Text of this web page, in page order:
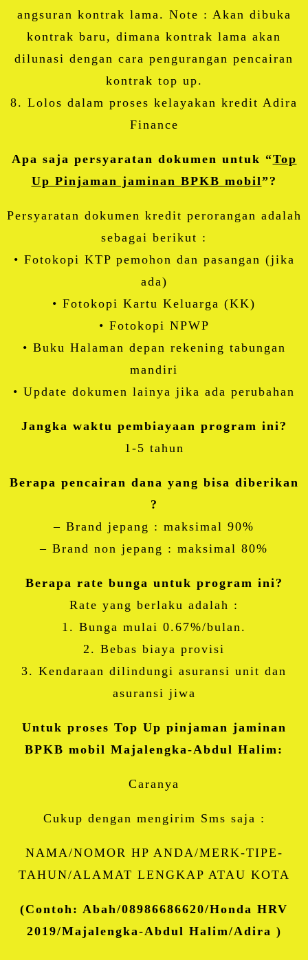
angsuran kontrak lama. Note : Akan dibuka
kontrak baru, dimana kontrak lama akan
dilunasi dengan cara pengurangan pencairan
kontrak top up.
8. Lolos dalam proses kelayakan kredit Adira
Finance
Apa saja persyaratan dokumen untuk “Top
Up Pinjaman jaminan BPKB mobil”?
Persyaratan dokumen kredit perorangan adalah
sebagai berikut :
• Fotokopi KTP pemohon dan pasangan (jika
ada)
• Fotokopi Kartu Keluarga (KK)
• Fotokopi NPWP
• Buku Halaman depan rekening tabungan
mandiri
• Update dokumen lainya jika ada perubahan
Jangka waktu pembiayaan program ini?
1-5 tahun
Berapa pencairan dana yang bisa diberikan
?
– Brand jepang : maksimal 90%
– Brand non jepang : maksimal 80%
Berapa rate bunga untuk program ini?
Rate yang berlaku adalah :
1. Bunga mulai 0.67%/bulan.
2. Bebas biaya provisi
3. Kendaraan dilindungi asuransi unit dan
asuransi jiwa
Untuk proses Top Up pinjaman jaminan
BPKB mobil Majalengka-Abdul Halim:
Caranya
Cukup dengan mengirim Sms saja :
NAMA/NOMOR HP ANDA/MERK-TIPE-
TAHUN/ALAMAT LENGKAP ATAU KOTA
(Contoh: Abah/08986686620/Honda HRV
2019/Majalengka-Abdul Halim/Adira )